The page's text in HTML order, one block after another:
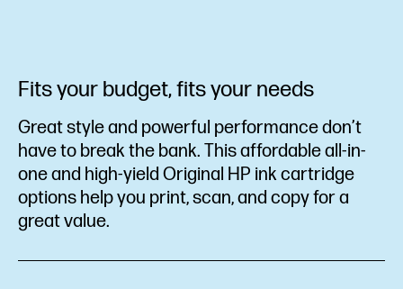
Fits your budget, fits your needs
Great style and powerful performance don’t
have to break the bank. This affordable all-in-
one and high-yield Original HP ink cartridge
options help you print, scan, and copy for a
great value.